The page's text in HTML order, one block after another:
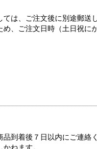
は、ご注文後に別途郵送
、ご注文日時（土日祝
到着後７日以内にご連